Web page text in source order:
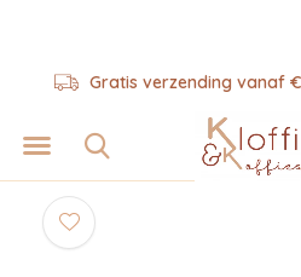
Gratis verzending vanaf